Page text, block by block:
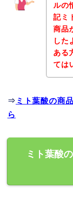
ルの
記ミ
商品
した
ある
ては
⇒ ミト葉酸の商
ら
ミト葉酸